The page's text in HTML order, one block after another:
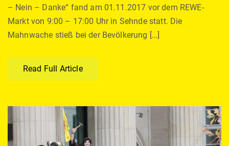
– Nein – Danke“ fand am 01.11.2017 vor dem REWE-
Markt von 9:00 – 17:00 Uhr in Sehnde statt. Die
Mahnwache stieß bei der Bevölkerung […]
Read Full Article